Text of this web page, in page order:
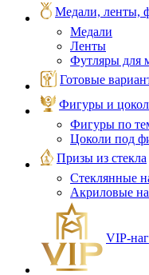
Медали, ленты,
Медали
Ленты
Футляры для
Готовые
Фигуры и
Фигуры по
Цоколи под
Призы из стекла
Стеклянные
Акриловые